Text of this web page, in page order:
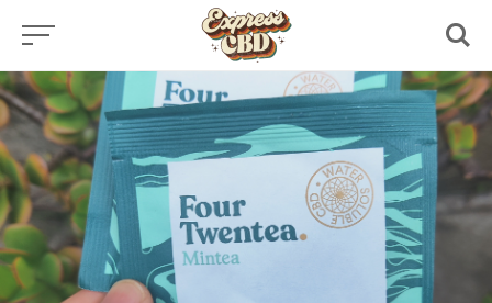
Skip
content